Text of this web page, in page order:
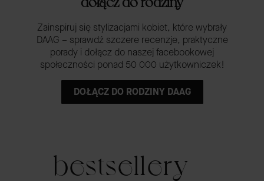
Zainspiruj się stylizacjami kobiet, które wybrały
DAAG – sprawdź szczere recenzje, praktyczne
porady i dołącz do naszej facebookowej
społeczności ponad 50 000 użytkowniczek!
DOŁĄCZ DO RODZINY DAAG
bestsellery